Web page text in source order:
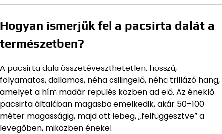
Hogyan ismerjük fel a pacsirta dalát a
természetben?
A pacsirta dala összetéveszthetetlen: hosszú,
folyamatos, dallamos, néha csilingelő, néha trillázó hang,
amelyet a hím madár repülés közben ad elő. Az éneklő
pacsirta általában magasba emelkedik, akár 50–100
méter magasságig, majd ott lebeg, „felfüggesztve” a
levegőben, miközben énekel.